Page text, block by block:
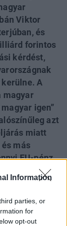
Information
parties, or
for
opt-out
Viktor
és
forintos
kérdést,
A
magyar
igen”
azt
miatt
más
EU-pénz
megakasztja
pedig úgy
vívott
hogy még